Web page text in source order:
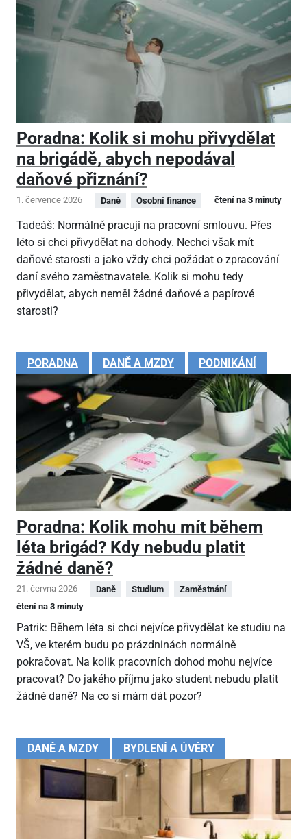
Poradna: Kolik si mohu přivydělat
na brigádě, abych nepodával
daňové přiznání?
1. července 2026 Daně Osobní finance čtení na 3 minuty
Tadeáš: Normálně pracuji na pracovní smlouvu. Přes
léto si chci přivydělat na dohody. Nechci však mít
daňové starosti a jako vždy chci požádat o zpracování
daní svého zaměstnavatele. Kolik si mohu tedy
přivydělat, abych neměl žádné daňové a papírové
starosti?
PORADNA DANĚ A MZDY PODNIKÁNÍ
Poradna: Kolik mohu mít během
léta brigád? Kdy nebudu platit
žádné daně?
21. června 2026 Daně Studium
Zaměstnání
čtení na 3 minuty
Patrik: Během léta si chci nejvíce přivydělat ke studiu na
VŠ, ve kterém budu po prázdninách normálně
pokračovat. Na kolik pracovních dohod mohu nejvíce
pracovat? Do jakého příjmu jako student nebudu platit
žádné daně? Na co si mám dát pozor?
DANĚ A MZDY BYDLENÍ A ÚVĚRY